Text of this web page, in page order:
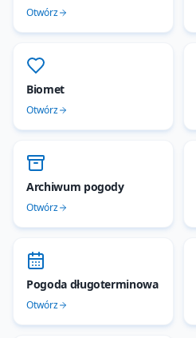
Otwórz
Biomet
Otwórz
Archiwum pogody
Otwórz
Pogoda długoterminowa
Otwórz